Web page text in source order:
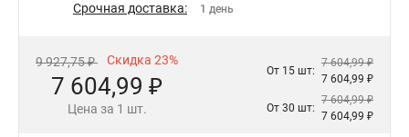
Срочная доставка: 1 день
9 927,75 ₽ Скидка 23%
7 604,99 ₽
Цена за 1 шт.
От 15 шт:
7 604,99 ₽
7 604,99 ₽
От 30 шт:
7 604,99 ₽
7 604,99 ₽